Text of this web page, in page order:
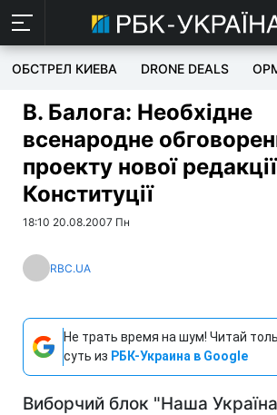
ОБСТРЕЛ КИЕВА DRONE DEALS
В. Балога: Необхідне
всенародне
проекту нової редакції
Конституції
18:10 20.08.2007 Пн
RBC.UA
Не трать время на шум! Читай
суть из РБК-Украина в Google
Виборчий блок "Наша